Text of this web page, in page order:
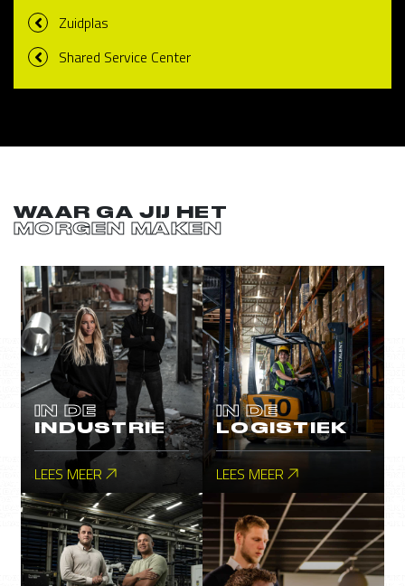
Zuidplas
Shared Service Center
WAAR GA JIJ HET
MORGEN MAKEN
IN DE
INDUSTRIE
LEES MEER
IN DE
LOGISTIEK
LEES MEER